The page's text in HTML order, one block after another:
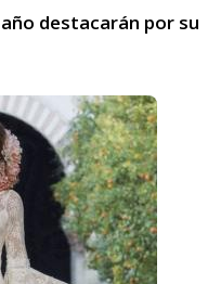
destacarán por su